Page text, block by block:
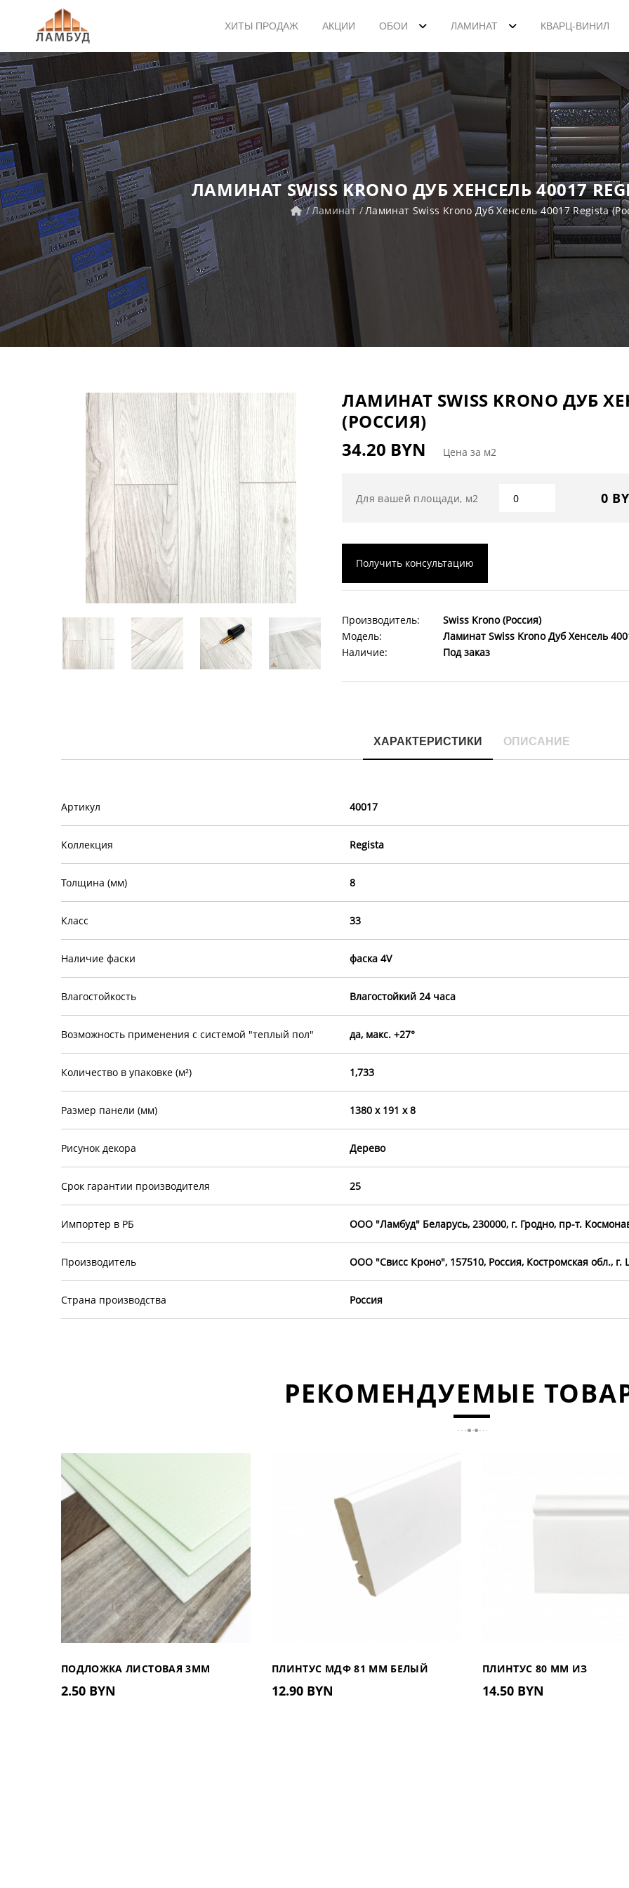
ХИТЫ ПРОДАЖ АКЦИИ ОБОИ ЛАМИНАТ КВАРЦ-ВИНИЛ
ЛАМИНАТ SWISS KRONO ДУБ ХЕНСЕЛЬ 40017
Ламинат Ламинат Swiss Krono Дуб Хенсель 40017 Regista
ЛАМИНАТ SWISS KRONO ДУБ
(РОССИЯ)
34.20 BYN
Цена за м2
Для вашей площади, м2 0
Получить консультацию
Производитель:
Swiss Krono (Россия)
Модель:
Ламинат Swiss Krono Дуб Хенсель
Наличие:
Под заказ
ХАРАКТЕРИСТИКИ ОПИСАНИЕ
Артикул 40017
Коллекция Regista
Толщина (мм) 8
Класс 33
Наличие фаски фаска 4V
Влагостойкость Влагостойкий 24 часа
Возможность применения с системой "теплый пол" да, макс. +27°
Количество в упаковке (м²) 1,733
Размер панели (мм) 1380 х 191 х 8
Рисунок декора Дерево
Срок гарантии производителя 25
Импортер в РБ OOO "Ламбуд" Беларусь, 230000, г. Гродно, пр-т.
Производитель ООО "Свисс Кроно", 157510, Россия, Костромская обл.,
Страна производства Россия
РЕКОМЕНДУЕМЫЕ
ПОДЛОЖКА ЛИСТОВАЯ 3ММ
2.50 BYN
ПЛИНТУС МДФ 81 ММ БЕЛЫЙ
81.402
12.90 BYN
ПЛИНТУС 80 ММ ИЗ
ДЮРОПОЛИМЕРА UHD 01/
14.50 BYN